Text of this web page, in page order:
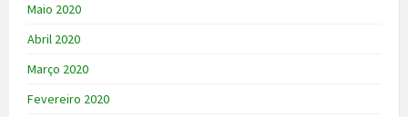
Maio 2020
Abril 2020
Março 2020
Fevereiro 2020